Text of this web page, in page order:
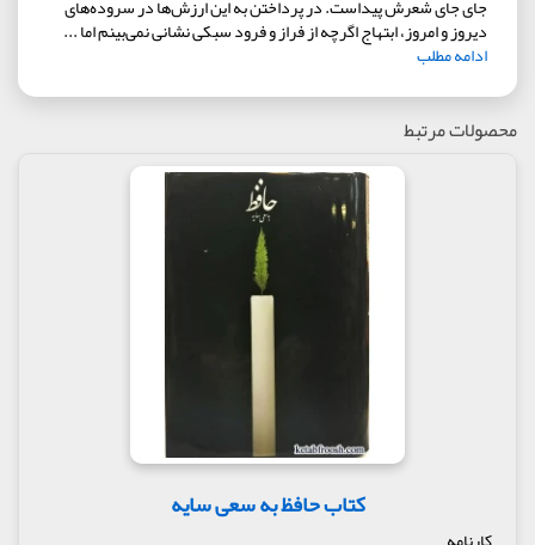
جای جای شعرش پیداست. در پرداختن به این ارزش‌ها در سروده‌های
دیروز و امروز، ابتهاج اگرچه از فراز و فرود سبکی نشانی نمی‌بینم اما ...
ادامه مطلب
محصولات مرتبط
کتاب حافظ به سعی سایه